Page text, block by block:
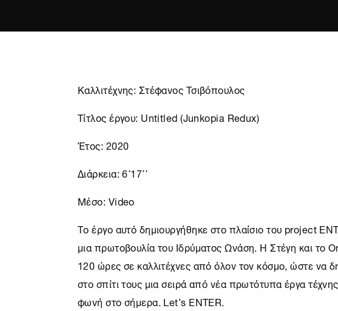
Kαλλιτέχνης: Στέφανος Τσιβόπουλος
Τίτλος έργου: Untitled (Junkopia Redux)
Έτος: 2020
Διάρκεια: 6΄17΄΄
Μέσο: Video
Το έργο αυτό δημιουργήθηκε στο πλαίσιο του project
μια πρωτοβουλία του Ιδρύματος Ωνάση. HΣτέγη και το
120 ώρες σε καλλιτέχνες από όλον τον κόσμο, ώστε να
στο σπίτι τους μια σειρά από νέα πρωτότυπα έργα
φωνή στο σήμερα. Let’s ENTER.